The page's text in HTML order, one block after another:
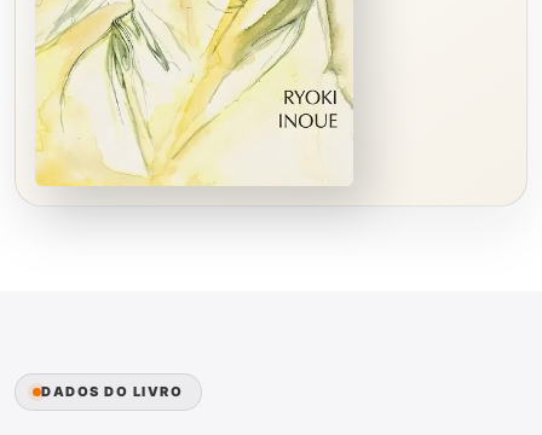
DADOS DO LIVRO